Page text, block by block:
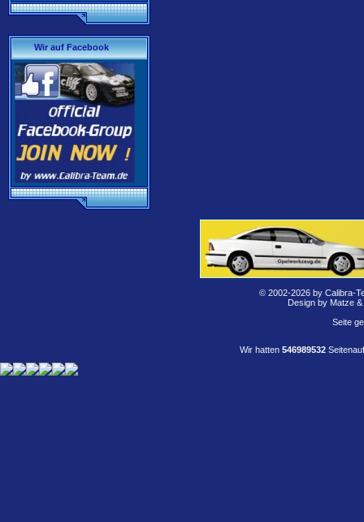
Wir auf Facebook
© 2002-2026 by Calibra-
Design by Matze
Seite
Wir hatten 546989532